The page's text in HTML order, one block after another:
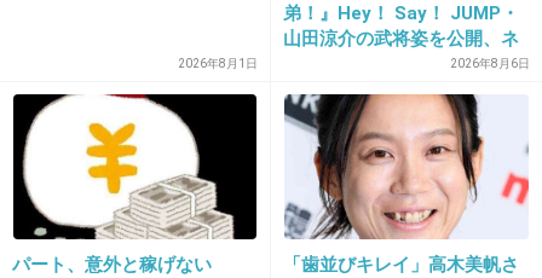
子供の頃の親の仕打ちがトラウマになることも
ある
親にされて嫌だったこと、語りませんか
girlschannel.net
親にされて嫌だったこと、語りませんか私は、 テストの点数が悪いと、ガ
ミガミ怒られたこと 友達を家に呼ばせてもらえなかったこと 親が仕事だか
ら仕方がないけど、晩御飯はいつも子供たちだけで食べていたこと などで
2026年8月1日
弟！』Hey！ Say！ JUMP・
山田涼介の武将姿を公開、ネ
ット歓喜「ビジュ良すぎん」
「こんな美しい秀次は初め
て」
2026年8月6日
パート、意外と稼げない
「歯並びキレイ」高木美帆さ